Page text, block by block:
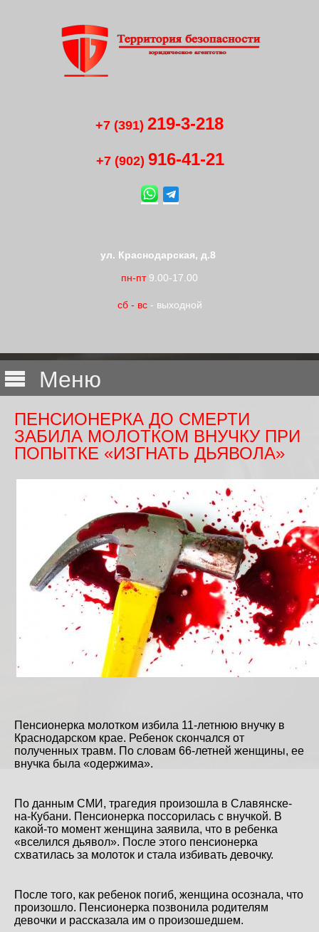
+7 (391) 219-3-218
+7 (902) 916-41-21
ул. Краснодарская, д.8
пн-пт9.00-17.00
сб - вс - выходной
Меню
ПЕНСИОНЕРКА ДО СМЕРТИ
ЗАБИЛА МОЛОТКОМ ВНУЧКУ ПРИ
ПОПЫТКЕ «ИЗГНАТЬ ДЬЯВОЛА»
Пенсионерка молотком избила 11-летнюю внучку в
Краснодарском крае. Ребенок скончался от
полученных травм. По словам 66-летней женщины, ее
внучка была «одержима».
По данным СМИ, трагедия произошла в Славянске-
на-Кубани. Пенсионерка поссорилась с внучкой. В
какой-то момент женщина заявила, что в ребенка
«вселился дьявол». После этого пенсионерка
схватилась за молоток и стала избивать девочку.
После того, как ребенок погиб, женщина осознала, что
произошло. Пенсионерка позвонила родителям
девочки и рассказала им о произошедшем.